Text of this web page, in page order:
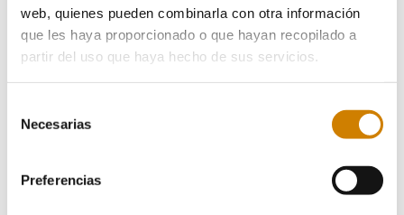
web, quienes pueden combinarla con otra información
que les haya proporcionado o que hayan recopilado a
partir del uso que haya hecho de sus servicios.
Necesarias
Preferencias
ESPECIFICACIONES
Características